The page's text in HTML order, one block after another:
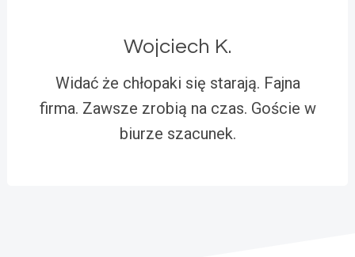
Wojciech K.
Widać że chłopaki się starają. Fajna
firma. Zawsze zrobią na czas. Goście w
biurze szacunek.